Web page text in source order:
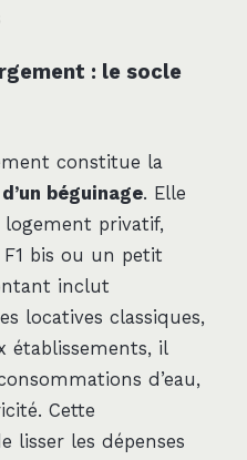
: le socle
constitue la
béguinage. Elle
privatif,
bis ou un petit
inclut
locatives classiques,
établissements, il
d’eau,
Cette
lisser les dépenses